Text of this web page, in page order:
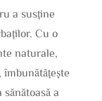
a susține
Cu o
naturale,
a